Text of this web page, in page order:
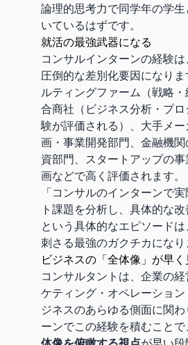
論理的思考力で同学年の学
いているはずです。
就活の最強武器になる
コンサルインターンの経験
圧倒的な差別化要因になり
ルティングファーム（戦略
合商社（ビジネス分析・プ
験が評価される）、大手メ
画・事業開発部門、金融機
資部門、スタートアップの
画などで高く評価されます。
「コンサルのインターンで
ト課題を分析し、具体的な改
という具体的なエピソード
刺さる最強のガクチカになり
ビジネスの「全体像」が早く
コンサルタントは、企業の
ケティング・オペレーショ
ジネスのあらゆる側面に関
ーンでこの経験を積むことで、